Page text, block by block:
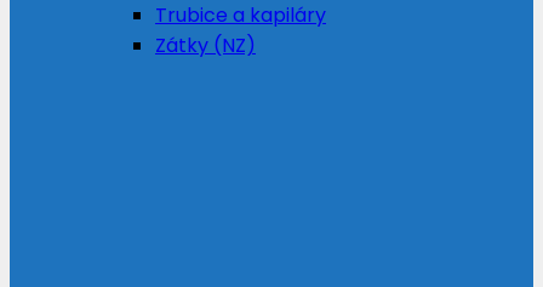
Trubice a kapiláry
Zátky (NZ)